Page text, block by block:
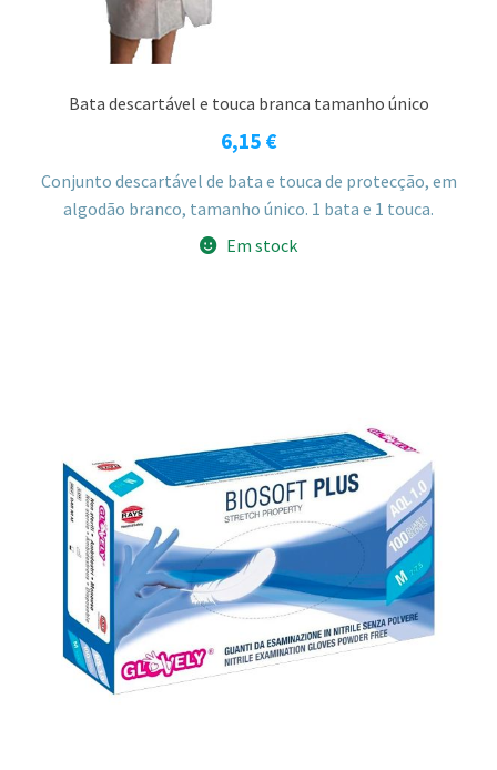
Bata descartável e touca branca tamanho único
6,15 €
Conjunto descartável de bata e touca de protecção, em
algodão branco, tamanho único. 1 bata e 1 touca.
Em stock